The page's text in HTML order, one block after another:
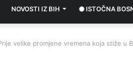
NOVOSTI IZ BIH ISTOČNA
velike promjene vremena koja stiže u